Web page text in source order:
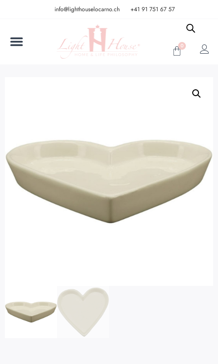
info@lighthouselocarno.ch +41 91 751 67 57
0